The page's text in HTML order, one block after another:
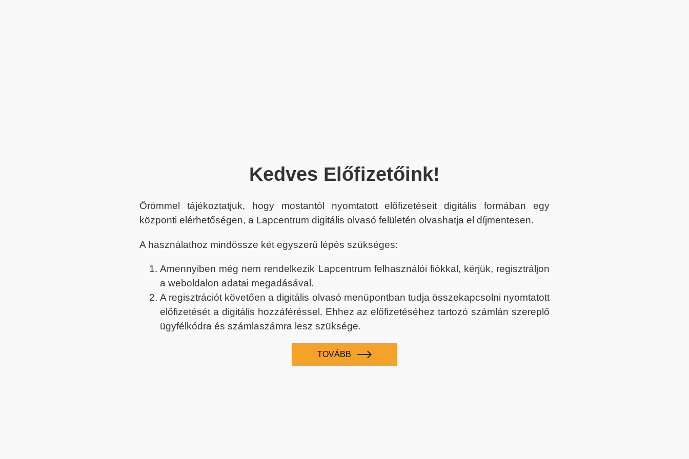
Kedves Előfizetőink!
Örömmel tájékoztatjuk, hogy mostantól nyomtatott előfizetéseit digitális formában egy
központi elérhetőségen, a Lapcentrum digitális olvasó felületén olvashatja el díjmentesen.
A használathoz mindössze két egyszerű lépés szükséges:
Amennyiben még nem rendelkezik Lapcentrum felhasználói fiókkal, kérjük, regisztráljon
a weboldalon adatai megadásával.
A regisztrációt követően a digitális olvasó menüpontban tudja összekapcsolni nyomtatott
előfizetését a digitális hozzáféréssel. Ehhez az előfizetéséhez tartozó számlán szereplő
ügyfélkódra és számlaszámra lesz szüksége.
TOVÁBB